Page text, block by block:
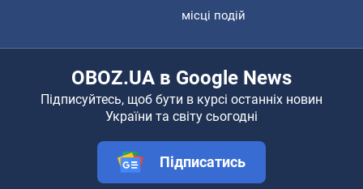
місці подій
OBOZ.UA в Google News
Підписуйтесь, щоб бути в курсі останніх новин
України та світу сьогодні
Підписатись